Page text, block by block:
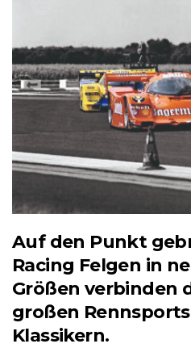
Auf den Punkt
Racing Felgen in
Größen verbinden
großen
Klassikern.